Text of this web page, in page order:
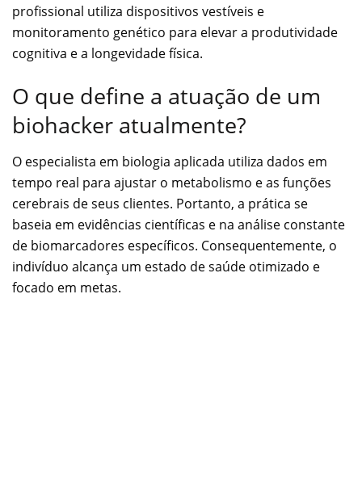
profissional utiliza dispositivos vestíveis e
monitoramento genético para elevar a produtividade
cognitiva e a longevidade física.
O que define a atuação de um
biohacker atualmente?
O especialista em biologia aplicada utiliza dados em
tempo real para ajustar o metabolismo e as funções
cerebrais de seus clientes. Portanto, a prática se
baseia em evidências científicas e na análise constante
de biomarcadores específicos. Consequentemente, o
indivíduo alcança um estado de saúde otimizado e
focado em metas.